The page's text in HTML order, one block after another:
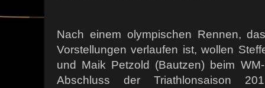
Nach einem olympischen Rennen,
Vorstellungen verlaufen ist, wollen
und Maik Petzold (Bautzen) beim
Abschluss der Triathlonsaison